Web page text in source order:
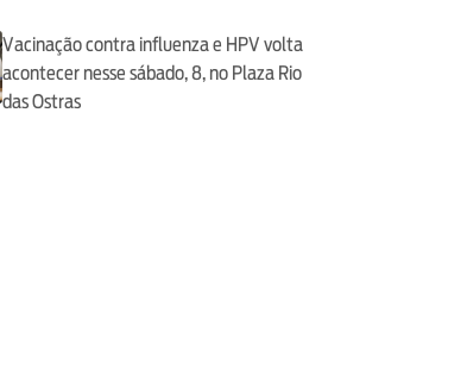
Vacinação contra influenza e HPV volta
acontecer nesse sábado, 8, no Plaza Rio
das Ostras